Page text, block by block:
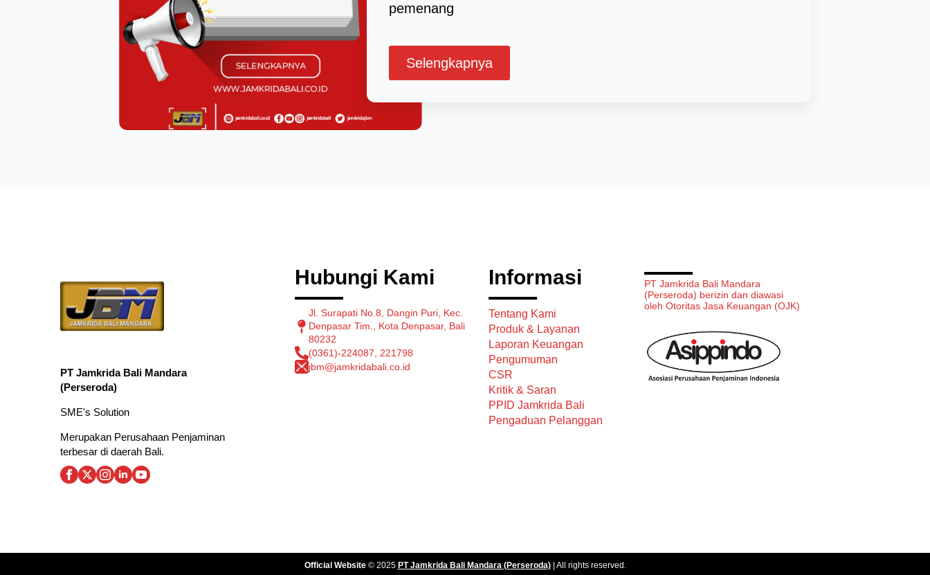
pemenang
Selengkapnya
PT Jamkrida Bali Mandara
(Perseroda)
SME's Solution
Merupakan Perusahaan Penjaminan
terbesar di daerah Bali.
Hubungi Kami
Jl. Surapati No.8, Dangin Puri, Kec.
Denpasar Tim., Kota Denpasar, Bali
80232
(0361)-224087, 221798
jbm@jamkridabali.co.id
Informasi
Tentang Kami
Produk & Layanan
Laporan Keuangan
Pengumuman
CSR
Kritik & Saran
PPID Jamkrida Bali
Pengaduan Pelanggan
PT Jamkrida Bali Mandara
(Perseroda) berizin dan diawasi
oleh Otoritas Jasa Keuangan (OJK)
Official Website© 2025 PT Jamkrida Bali Mandara (Perseroda)| All rights reserved.